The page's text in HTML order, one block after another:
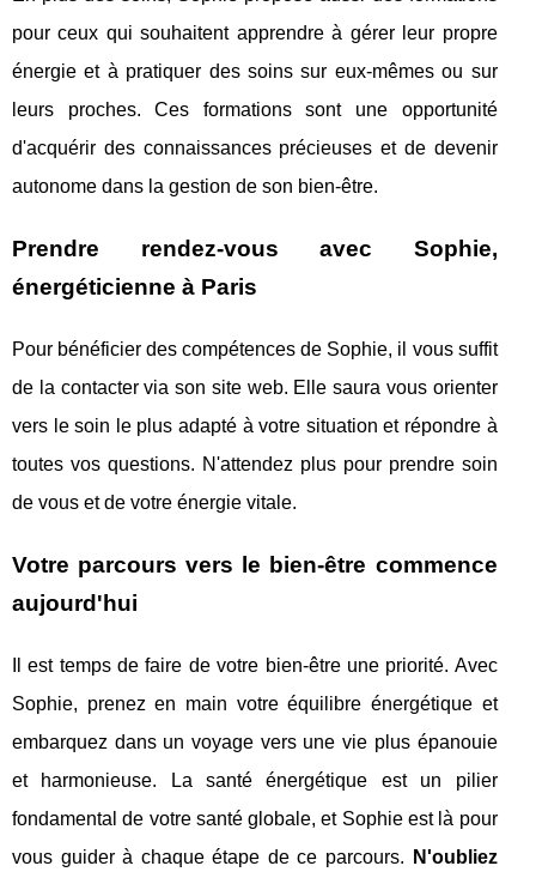
pour ceux qui souhaitent apprendre à gérer leur propre
énergie et à pratiquer des soins sur eux-mêmes ou sur
leurs proches. Ces formations sont une opportunité
d'acquérir des connaissances précieuses et de devenir
autonome dans la gestion de son bien-être.
Prendre rendez-vous avec Sophie,
énergéticienne à Paris
Pour bénéficier des compétences de Sophie, il vous suffit
de la contacter via son site web. Elle saura vous orienter
vers le soin le plus adapté à votre situation et répondre à
toutes vos questions. N'attendez plus pour prendre soin
de vous et de votre énergie vitale.
Votre parcours vers le bien-être commence
aujourd'hui
Il est temps de faire de votre bien-être une priorité. Avec
Sophie, prenez en main votre équilibre énergétique et
embarquez dans un voyage vers une vie plus épanouie
et harmonieuse. La santé énergétique est un pilier
fondamental de votre santé globale, et Sophie est là pour
vous guider à chaque étape de ce parcours.
N'oubliez